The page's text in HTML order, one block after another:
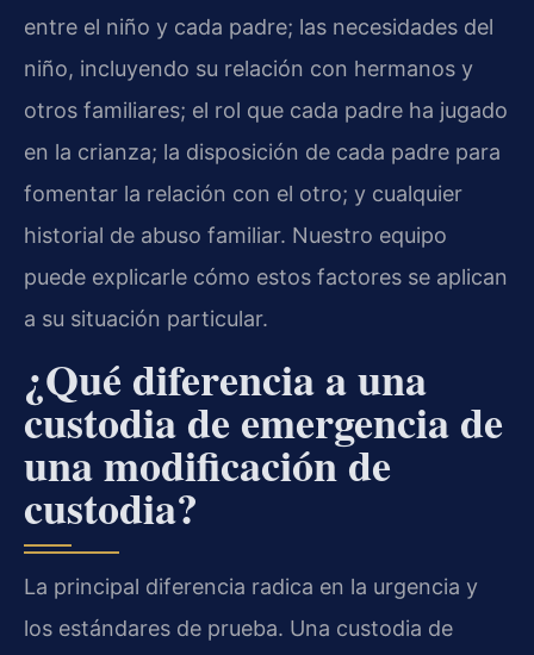
entre el niño y cada padre; las necesidades del
niño, incluyendo su relación con hermanos y
otros familiares; el rol que cada padre ha jugado
en la crianza; la disposición de cada padre para
fomentar la relación con el otro; y cualquier
historial de abuso familiar. Nuestro equipo
puede explicarle cómo estos factores se aplican
a su situación particular.
¿Qué diferencia a una
custodia de emergencia de
una modificación de
custodia?
La principal diferencia radica en la urgencia y
los estándares de prueba. Una custodia de